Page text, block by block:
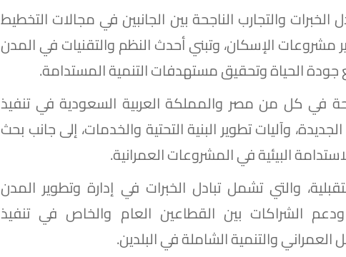
والتجارب الناجحة بين الجانبين في مجالات التخطيط
مشروعات الإسكان، وتبني أحدث النظم والتقنيات في المدن
الحياة وتحقيق مستهدفات التنمية المستدامة.
في كل من مصر والمملكة العربية السعودية في تنفيذ
وآليات تطوير البنية التحتية والخدمات، إلى جانب بحث
البيئية في المشروعات العمرانية.
والتي تشمل تبادل الخبرات في إدارة وتطوير المدن
ودعم الشراكات بين القطاعين العام والخاص في تنفيذ
والتنمية الشاملة في البلدين.